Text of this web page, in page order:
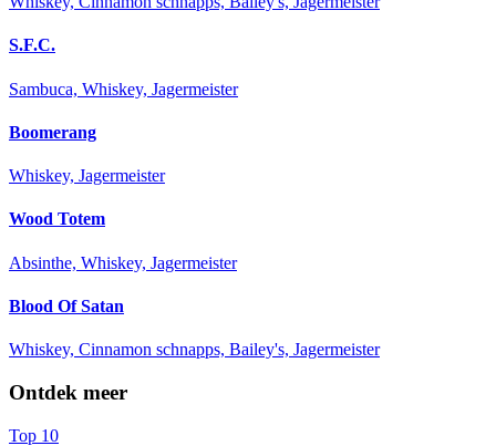
S.F.C.
Sambuca, Whiskey, Jagermeister
Boomerang
Whiskey, Jagermeister
Wood Totem
Absinthe, Whiskey, Jagermeister
Blood Of Satan
Whiskey, Cinnamon schnapps, Bailey's, Jagermeister
Ontdek meer
Top 10